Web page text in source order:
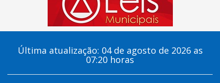
Última atualização: 04 de agosto de 2026 as
07:20 horas